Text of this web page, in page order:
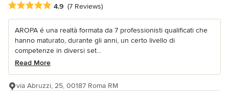
Average rating: 4.9 out of 5 stars
4.9 (7 Reviews)
AROPA é una realtà formata da 7 professionisti qualificati che
hanno maturato, durante gli anni, un certo livello di
competenze in diversi set...
Read More
via Abruzzi, 25, 00187 Roma RM